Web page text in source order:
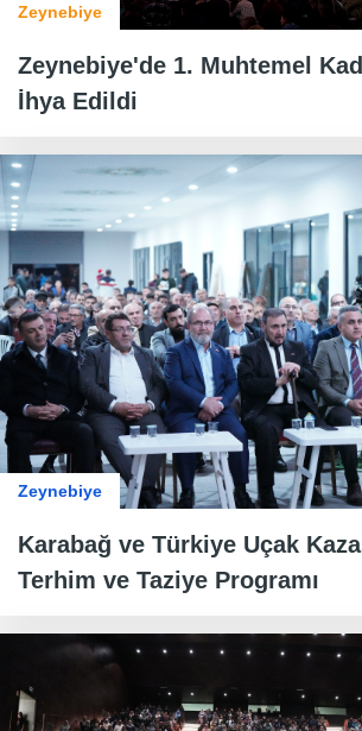
Zeynebiye
Zeynebiye'de 1. Muhtemel
İhya Edildi
Zeynebiye
Karabağ ve Türkiye Uçak
Terhim ve Taziye Programı